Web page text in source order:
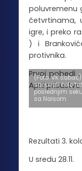
poluvremenu
četvrtinama,
igre, i preko
) i
protivnika.
Prvoj pobedi ,
April
(Foto: VK
sačuvali čelo
poslednjim
sa Naisom
Rezultati 3.
U sredu 28.11.